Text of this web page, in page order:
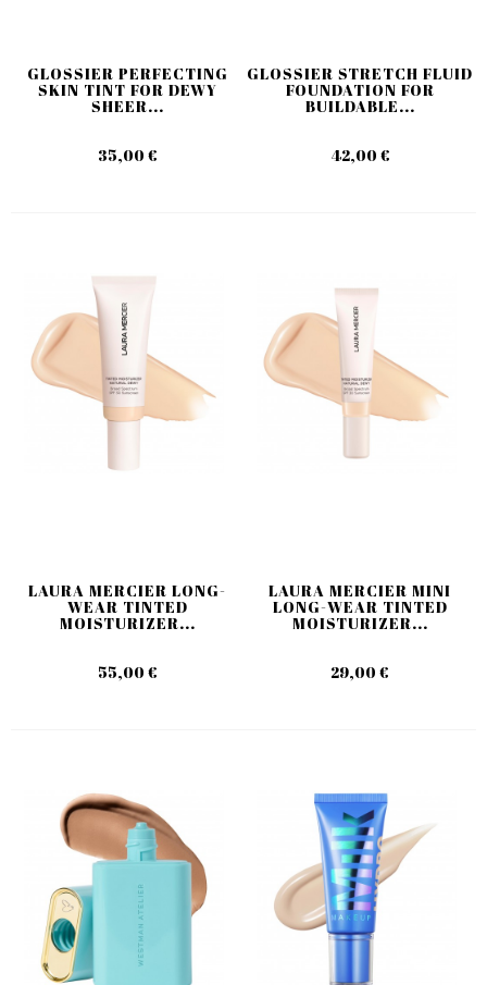
GLOSSIER PERFECTING
SKIN TINT FOR DEWY
SHEER...
35,00 €
GLOSSIER STRETCH FLUID
FOUNDATION FOR
BUILDABLE...
42,00 €
LAURA MERCIER LONG-
WEAR TINTED
MOISTURIZER...
55,00 €
LAURA MERCIER MINI
LONG-WEAR TINTED
MOISTURIZER...
29,00 €